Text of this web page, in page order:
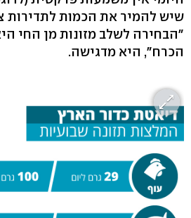
שיש להמיר את הכמות לתדירות
"הבחירה לשלב מזונות מן החי
הכרח", היא מדגישה.